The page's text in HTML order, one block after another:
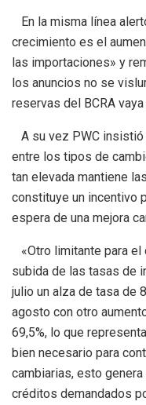
En la misma línea
crecimiento es el
las importaciones» y
los anuncios no se
reservas del BCRA vaya
A su vez PWC insistió
entre los tipos de
tan elevada mantiene
constituye un incentivo
espera de una mejora
«Otro limitante para
subida de las tasas de
julio un alza de tasa de
agosto con otro
69,5%, lo que
bien necesario para
cambiarias, esto
créditos demandados